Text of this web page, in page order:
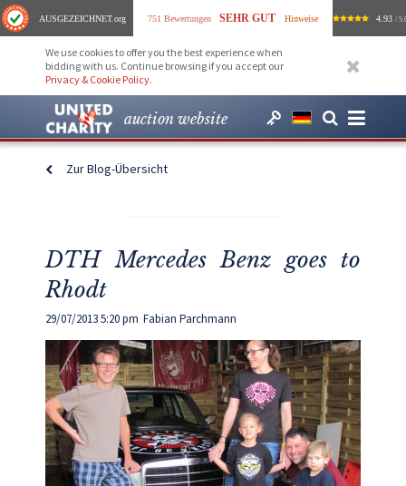
AUSGEZEICHNET.org 751 Bewertungen SEHR GUT Hinweise 4.93 /
We use cookies to offer you the best experience when
bidding with us. Continue browsing if you accept our
Privacy & Cookie Policy.
auction website
Zur Blog-Übersicht
DTH Mercedes Benz goes to
Rhodt
29/07/2013 5:20 pm Fabian Parchmann